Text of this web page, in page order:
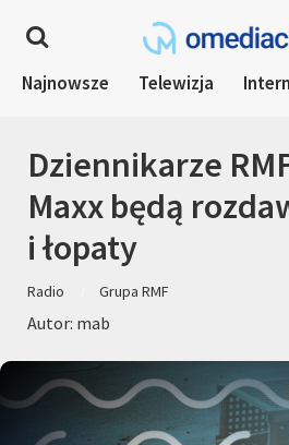
Najnowsze Telewizja
Dziennikarze
Maxx będą
i łopaty
Radio Grupa RMF
Autor: mab